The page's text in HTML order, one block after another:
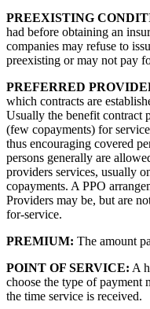
PREEXISTING
had before obtaining an
companies may refuse to
preexisting or may not pay
PREFERRED
which contracts are
Usually the benefit contract
(few copayments) for
thus encouraging covered
persons generally are
providers services, usually
copayments. A PPO
Providers may be, but are
for-service.
PREMIUM: The amount
POINT OF SERVICE: A
choose the type of
the time service is received.